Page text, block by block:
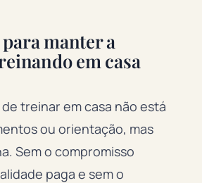
manter a
em casa
treinar em casa não está
ou orientação, mas
Sem o compromisso
paga e sem o